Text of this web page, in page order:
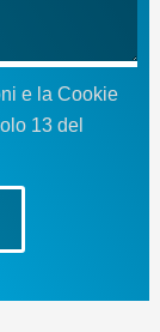
e la Cookie
13 del